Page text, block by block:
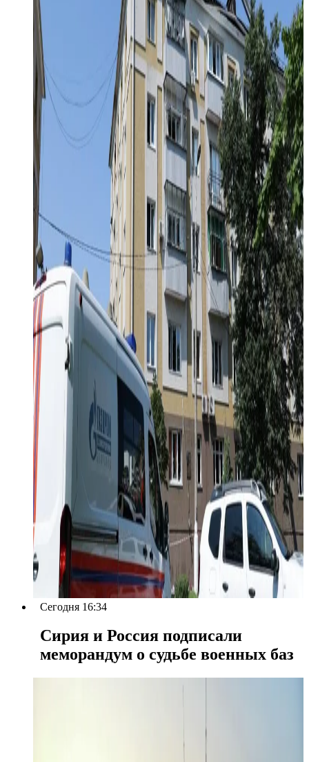
Сегодня 16:34
Сирия и Россия подписали
меморандум о судьбе военных баз